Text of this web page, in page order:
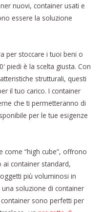
nuovi, container usati e
essere la soluzione
per stoccare i tuoi beni o
piedi è la scelta giusta. Con
strutturali, questi
il tuo carico. I container
che ti permetteranno di
per le tue esigenze
come “high cube”, offrono
ai container standard,
più voluminosi in
soluzione di container
sono perfetti per